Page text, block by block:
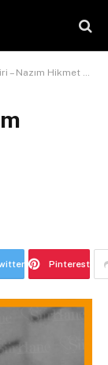
Nazım Hikmet Ran
Pinterest